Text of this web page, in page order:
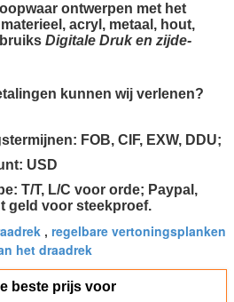
ontwerpen met het
acryl, metaal, hout,
Digitale Druk en zijde-
kunnen wij verlenen?
FOB, CIF, EXW, DDU;
USD
T/T, L/C voor orde; Paypal,
geld voor steekproef.
, regelbare vertoningsplanken
het draadrek
beste prijs voor